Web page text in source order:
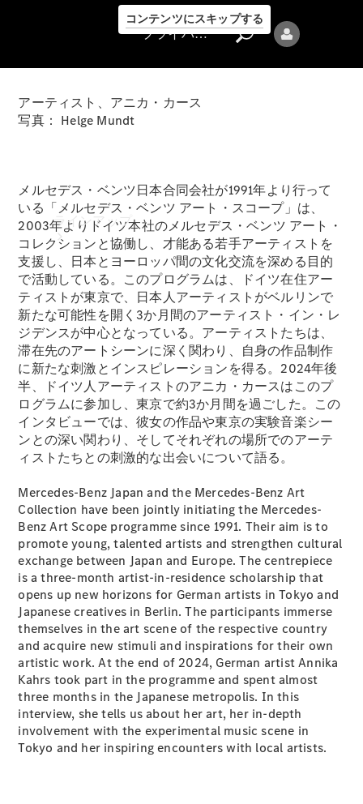
コンテンツにスキップする
プライバシ
ーポリシー
ラインアップ
Mercedes-Benz
New models
電気自動車モデル
プラグインハイブリッドモデル
All Sedan
CLA
Sedan
電気
CLA
Sedan
New
C-Class
Sedan
EQS
Sedan
電気
E-Class
プライバシーポリシー
アーティスト、アニカ・カース
写真： Helge Mundt
メルセデス・ベンツ日本合同会社が1991年より行って
いる「メルセデス・ベンツ アート・スコープ」は、
2003年よりドイツ本社のメルセデス・ベンツ アート・
コレクションと協働し、才能ある若手アーティストを
支援し、日本とヨーロッパ間の文化交流を深める目的
で活動している。このプログラムは、ドイツ在住アー
ティストが東京で、日本人アーティストがベルリンで
新たな可能性を開く3か月間のアーティスト・イン・レ
ジデンスが中心となっている。アーティストたちは、
滞在先のアートシーンに深く関わり、自身の作品制作
に新たな刺激とインスピレーションを得る。2024年後
半、ドイツ人アーティストのアニカ・カースはこのプ
ログラムに参加し、東京で約3か月間を過ごした。この
インタビューでは、彼女の作品や東京の実験音楽シー
ンとの深い関わり、そしてそれぞれの場所でのアーテ
ィストたちとの刺激的な出会いについて語る。
Mercedes-Benz Japan and the Mercedes-Benz Art
Collection have been jointly initiating the Mercedes-
Benz Art Scope programme since 1991. Their aim is to
promote young, talented artists and strengthen cultural
exchange between Japan and Europe. The centrepiece
is a three-month artist-in-residence scholarship that
opens up new horizons for German artists in Tokyo and
Japanese creatives in Berlin. The participants immerse
themselves in the art scene of the respective country
and acquire new stimuli and inspirations for their own
artistic work. At the end of 2024, German artist Annika
Kahrs took part in the programme and spent almost
three months in the Japanese metropolis. In this
interview, she tells us about her art, her in-depth
involvement with the experimental music scene in
Tokyo and her inspiring encounters with local artists.